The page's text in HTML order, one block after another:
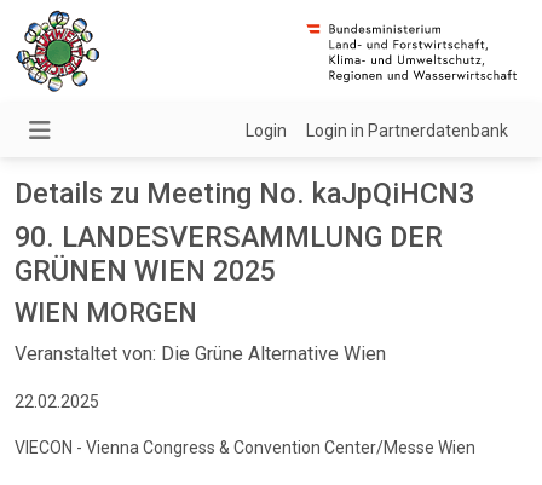
Login Login in Partnerdatenbank
Details zu Meeting No. kaJpQiHCN3
90. LANDESVERSAMMLUNG DER
GRÜNEN WIEN 2025
WIEN MORGEN
Veranstaltet von: Die Grüne Alternative Wien
22.02.2025
VIECON - Vienna Congress & Convention Center/Messe Wien